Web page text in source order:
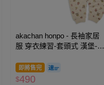
akachan honpo - 長袖家居
服 穿衣練習-套頭式 漢堡-奶
即將售完
$490